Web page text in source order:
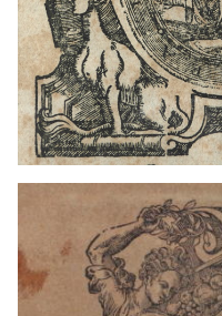
1587 - 1597